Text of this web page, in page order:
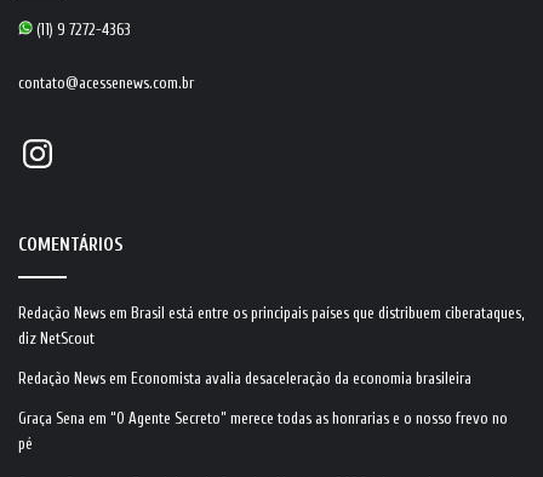
(11) 9 7272-4363
contato@acessenews.com.br
Instagram
COMENTÁRIOS
Redação News em Brasil está entre os principais países que distribuem ciberataques,
diz NetScout
Redação News em Economista avalia desaceleração da economia brasileira
Graça Sena em “O Agente Secreto” merece todas as honrarias e o nosso frevo no
pé